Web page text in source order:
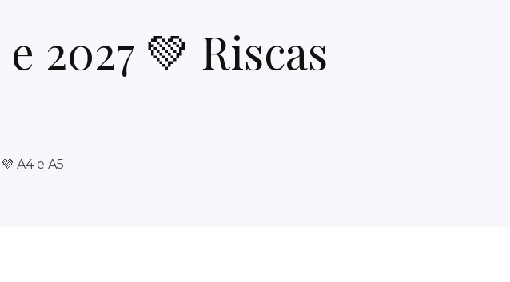
2027 💚 Riscas
A4 e A5